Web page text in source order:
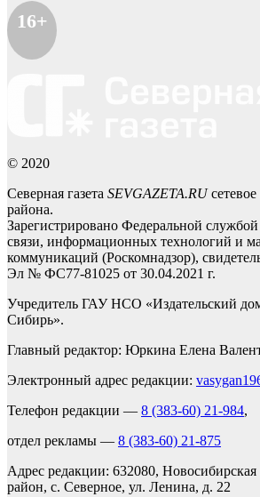
16+
© 2020
Северная газета SEVGAZETA.RU
района.
Зарегистрировано Федеральной
связи, информационных технологий и
коммуникаций (Роскомнадзор),
Эл № ФС77-81025 от 30.04.2021 г.
Учредитель ГАУ НСО «Издательский
Сибирь».
Главный редактор: Юркина Елена
Электронный адрес редакции:
Телефон редакции — 8 (383-60) 21-984,
отдел рекламы — 8 (383-60) 21-875
Адрес редакции: 632080,
район, с. Северное, ул. Ленина, д. 22